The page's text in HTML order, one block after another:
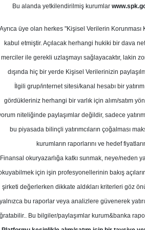
2025
Kurum
7
Cuma, 24 Ekim 2025
Capital Hedef
ANHYT-Anadolu
TL hedef fiyat
Bu alanda yetkilendirilmiş kurumlar
Ayrıca üye olan herkes "Kişisel Verilerin Korunması
kabul etmiştir. Açılacak herhangi hukiki bir dava
merciler ile gerekli uzlaşmayı sağlayacaktır, lakin
dışında hiç bir yerde Kişisel Verilerinizin
İlgili grup/internet sitesi/kanal hesabı bir
gördükleriniz herhangi bir varlık için alım/satım
niteliğinde paylaşımlar değildir, sadece
bu piyasada bilinçli yatırımcıların çoğalması
kurumların raporlarını ve hedef
Finansal okuryazarlığa katkı sunmak, neye/neden
için işin profesyonellerinin bakış
şirketi değerlerken dikkate aldıkları kriterleri göz
yalnızca bu raporlar veya analizlere güvenerek
Bu bilgiler/paylaşımlar kurum&banka